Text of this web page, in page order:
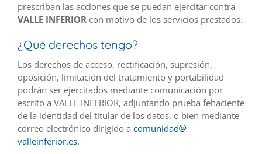
prescriban las acciones que se puedan ejercitar contra
VALLE INFERIORcon motivo de los servicios prestados.
¿Qué derechos tengo?
Los derechos de acceso, rectificación, supresión,
oposición, limitación del tratamiento y portabilidad
podrán ser ejercitados mediante comunicación por
escrito a VALLE INFERIOR, adjuntando prueba fehaciente
de la identidad del titular de los datos, o bien mediante
correo electrónico dirigido a comunidad
valleinferior.es.